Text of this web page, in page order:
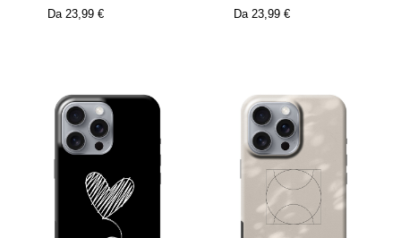
Da 23,99 €
Da 23,99 €